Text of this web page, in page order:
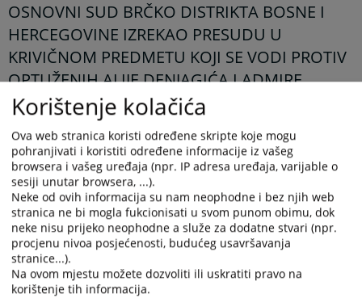
OSNOVNI SUD BRČKO DISTRIKTA BOSNE I
HERCEGOVINE IZREKAO PRESUDU U
KRIVIČNOM PREDMETU KOJI SE VODI PROTIV
OPTUŽENIH ALIJE DENJAGIĆA I ADMIRE
RAMIĆ
23.04.2026.
Saopštenje možete preuzetiOVDJE,
Prikazana vijest je na: Bosanski jezik
Vijest dostupna još na: Српски језик
Prateći dokumenti
Saopštenje
Korištenje kolačića
Ova web stranica koristi određene skripte koje mogu
pohranjivati i koristiti određene informacije iz vašeg
browsera i vašeg uređaja (npr. IP adresa uređaja, varijable o
sesiji unutar browsera, ...).
Neke od ovih informacija su nam neophodne i bez njih web
stranica ne bi mogla fukcionisati u svom punom obimu, dok
neke nisu prijeko neophodne a služe za dodatne stvari (npr.
procjenu nivoa posjećenosti, budućeg usavršavanja
stranice...).
Na ovom mjestu možete dozvoliti ili uskratiti pravo na
korištenje tih informacija.